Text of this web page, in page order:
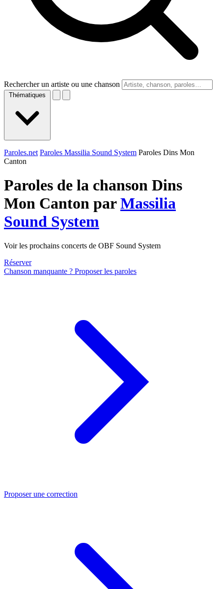
Rechercher un artiste ou une chanson
Thématiques
Paroles.net Paroles Massilia Sound System Paroles Dins Mon
Canton
Paroles de la chanson Dins
Mon Canton parMassilia
Sound System
Voir les prochains concerts de OBF Sound System
Réserver
Chanson manquante ? Proposer les paroles
Proposer une correction